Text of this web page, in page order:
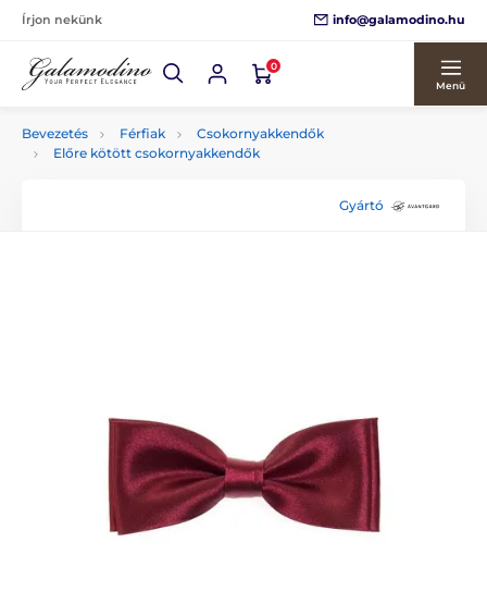
Írjon nekünk info@galamodino.hu
0
Menü
Bevezetés Férfiak
Csokornyakkendők
Előre kötött csokornyakkendők
Gyártó